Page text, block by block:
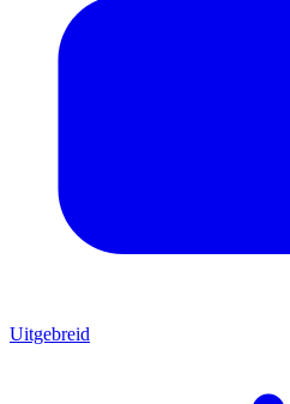
Uitgebreid